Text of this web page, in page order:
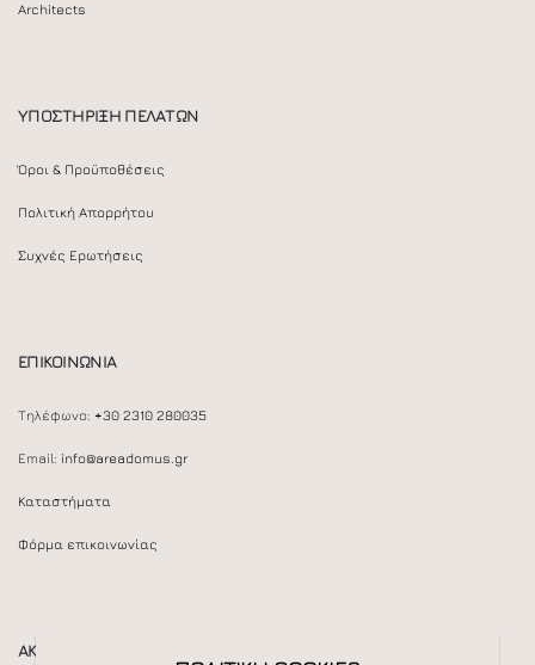
Architects
ΥΠΟΣΤΗΡΙΞΗ ΠΕΛΑΤΩΝ
Όροι & Προϋποθέσεις
Πολιτική Απορρήτου
Συχνές Ερωτήσεις
ΕΠΙΚΟΙΝΩΝΙΑ
Τηλέφωνο: +30 2310 280035
Email: info@areadomus.gr
Καταστήματα
Φόρμα επικοινωνίας
ΑΚΟΛΟΥΘΕΙΣΤΕ ΜΑΣ